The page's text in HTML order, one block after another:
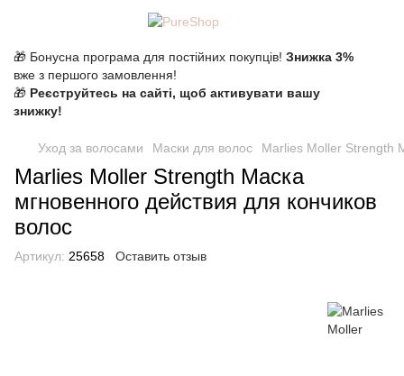
🎁 Бонусна програма для постійних покупців! Знижка 3%
вже з першого замовлення!
🎁 Реєструйтесь на сайті, щоб активувати вашу
знижку!
Уход за волосами Маски для волос Marlies Moller Strength
Marlies Moller Strength Маска
мгновенного действия для кончиков
волос
Артикул: 25658 Оставить отзыв